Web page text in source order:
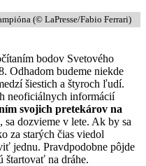
(© LaPresse/Fabio Ferrari)
bodov Svetového
Odhadom budeme niekde
šiestich a štyroch ľudí.
neoficiálnych informácií
svojich pretekárov na
sa dozvieme v lete. Ak by sa
za starých čias viedol
jednu. Pravdpodobne pôjde
štartovať na dráhe.